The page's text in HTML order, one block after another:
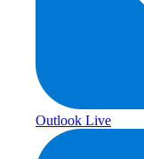
Outlook Live